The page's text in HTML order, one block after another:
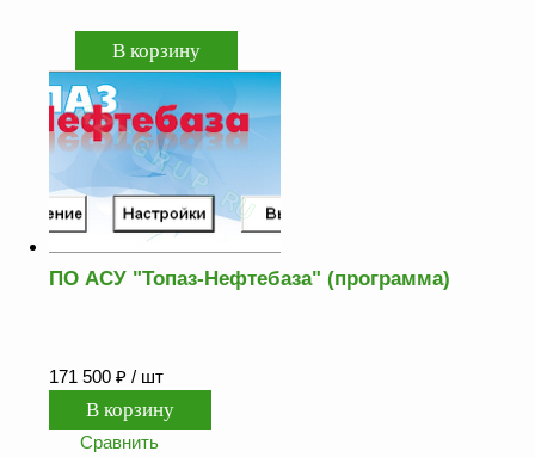
Гарантия
возврат
Вакансии
ПО АСУ "Топаз-Нефтебаза" (программа)
171 500 ₽ / шт
Сравнить